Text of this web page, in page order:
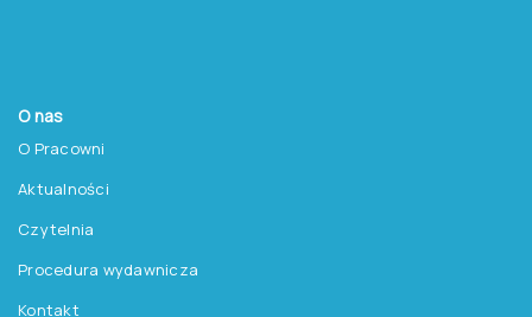
Produkty
Testy
Platforma Epsilon
Szkolenia
Książki i inne artykuły